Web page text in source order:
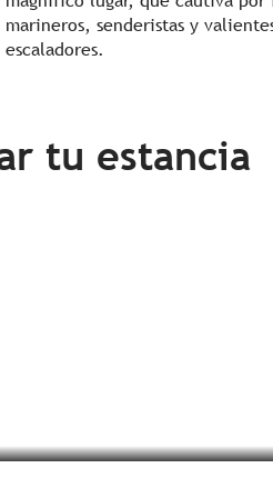
marineros, senderistas y
escaladores.
tu estancia